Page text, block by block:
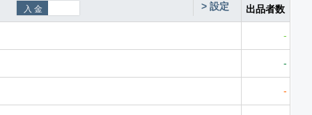
> 設定 出品者数
-
-
-